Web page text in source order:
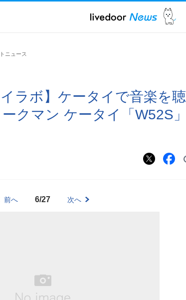
ニュース
イラボ】ケータイで音楽を聴
クマン ケータイ「W52S」
前へ 6/27 次へ